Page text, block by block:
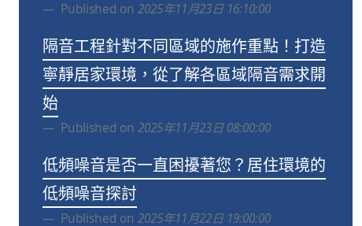
Published on 2025年11月23日 16:10:00
隔音工程針對不同區域的施作重點！打造
寧靜居家環境，從了解各區域隔音需求開
始
Published on 2025年11月23日 08:00:00
低頻噪音是否一直困擾著您？居住環境的
低頻噪音探討
Published on 2025年11月22日 19:00:00